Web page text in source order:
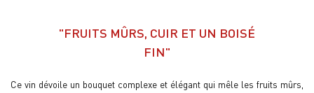
"FRUITS MÛRS, CUIR ET UN BOISÉ
FIN"
Ce vin dévoile un bouquet complexe et élégant qui mêle les fruits mûrs,